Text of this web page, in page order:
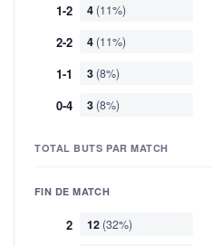
1-2 4 (11%)
2-2 4 (11%)
1-1 3 (8%)
0-4 3 (8%)
TOTAL BUTS PAR MATCH
FIN DE MATCH
2 12 (32%)